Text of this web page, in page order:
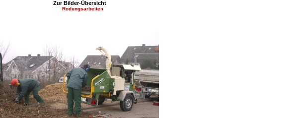
Zur Bilder-Übersicht
Rodungsarbeiten